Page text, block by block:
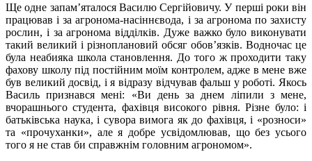
Ще одне запам’яталося Василю Сергійовичу. У перші роки він
працював і за агронома-насіннєвода, і за агронома по захисту
рослин, і за агронома відділків. Дуже важко було виконувати
такий великий і різноплановий обсяг обов’язків. Водночас це
була неабияка школа становлення. До того ж проходити таку
фахову школу під постійним моїм контролем, адже в мене вже
був великий досвід, і я відразу відчував фальш у роботі. Якось
Василь признався мені: «Ви день за днем ліпили з мене,
вчорашнього студента, фахівця високого рівня. Різне було: і
батьківська наука, і сувора вимога як до фахівця, і «розноси»
та «прочуханки», але я добре усвідомлював, що без усього
того я не став би справжнім головним агрономом».